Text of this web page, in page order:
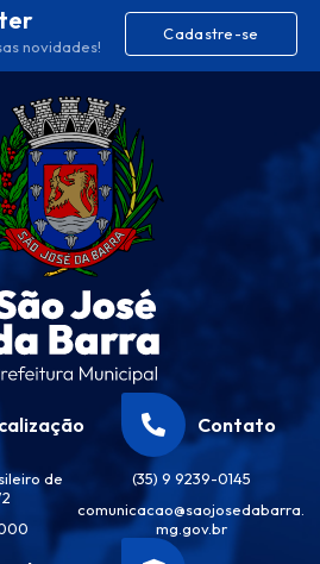
novidades!
Cadastre-se
de
Contato
(35) 9 9239-0145
comunicacao@saojosedabarra.
mg.gov.br